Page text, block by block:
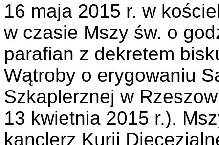
16 maja 2015 r. w
w czasie Mszy św. o
parafian z dekretem
Wątroby o erygowaniu
Szkaplerznej w
13 kwietnia 2015 r.).
kanclerz Kurii